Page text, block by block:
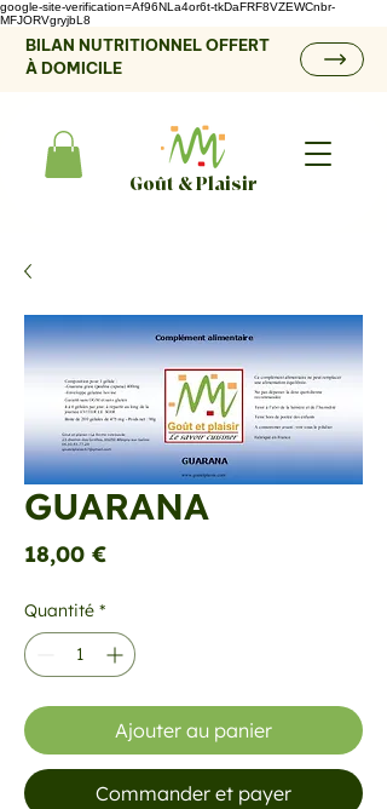
google-site-verification=Af96NLa4or6t-tkDaFRF8VZEWCnbr-
MFJORVgryjbL8
BILAN NUTRITIONNEL OFFERT
À DOMICILE
Goût & Plaisir
GUARANA
18,00 €Prix
Quantité *
Ajouter au panier
Commander et payer